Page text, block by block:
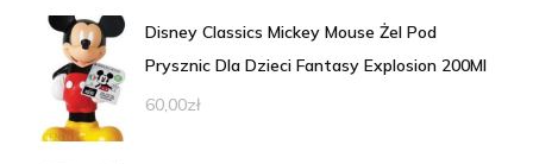
Disney Classics Mickey Mouse Żel Pod
Prysznic Dla Dzieci Fantasy Explosion 200Ml
60,00zł